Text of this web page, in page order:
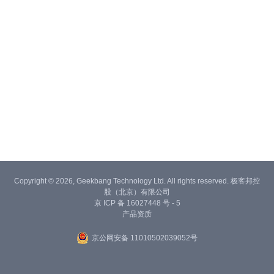
Copyright © 2026, Geekbang Technology Ltd. All rights reserved. 极客邦控
股（北京）有限公司
京 ICP 备 16027448 号 - 5
产品资质
京公网安备 11010502039052号